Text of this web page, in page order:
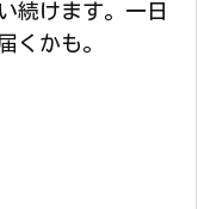
続けます。一日
くかも。